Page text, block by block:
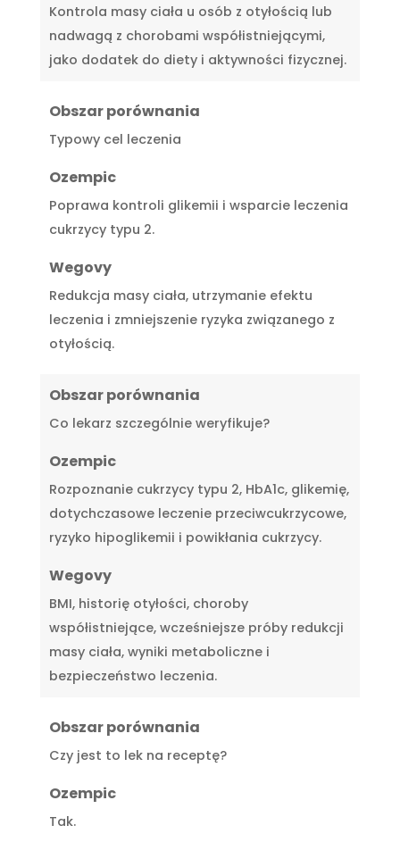
Kontrola masy ciała u osób z otyłością lub
nadwagą z chorobami współistniejącymi,
jako dodatek do diety i aktywności fizycznej.
Obszar porównania
Typowy cel leczenia
Ozempic
Poprawa kontroli glikemii i wsparcie leczenia
cukrzycy typu 2.
Wegovy
Redukcja masy ciała, utrzymanie efektu
leczenia i zmniejszenie ryzyka związanego z
otyłością.
Obszar porównania
Co lekarz szczególnie weryfikuje?
Ozempic
Rozpoznanie cukrzycy typu 2, HbA1c, glikemię,
dotychczasowe leczenie przeciwcukrzycowe,
ryzyko hipoglikemii i powikłania cukrzycy.
Wegovy
BMI, historię otyłości, choroby
współistniejące, wcześniejsze próby redukcji
masy ciała, wyniki metaboliczne i
bezpieczeństwo leczenia.
Obszar porównania
Czy jest to lek na receptę?
Ozempic
Tak.